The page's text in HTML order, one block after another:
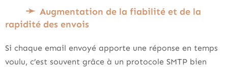
Augmentation de la fiabilité et de la
rapidité des envois
Si chaque email envoyé apporte une réponse en temps
voulu, c’est souvent grâce à un protocole SMTP bien